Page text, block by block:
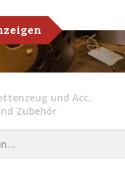
und Acc.
Zubehör